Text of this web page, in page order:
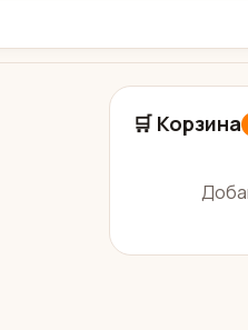
🛒 Корзина